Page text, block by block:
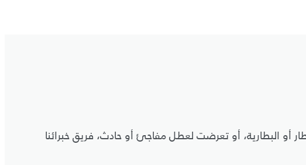
أو البطارية، أو تعرضت لعطل مفاجئ أو حادث، فريق خبرائنا